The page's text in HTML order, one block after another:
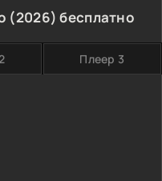
(2026) бесплатно
Плеер 3